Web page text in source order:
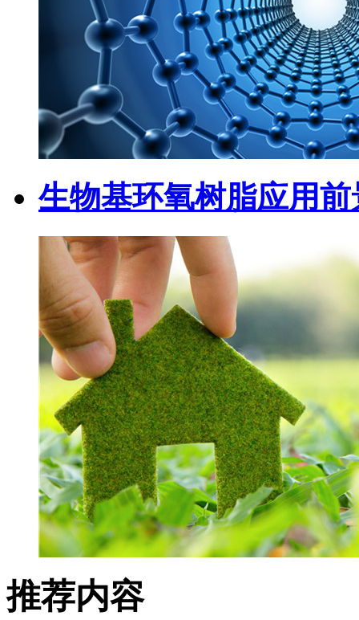
生物基环氧树脂应用
推荐内容